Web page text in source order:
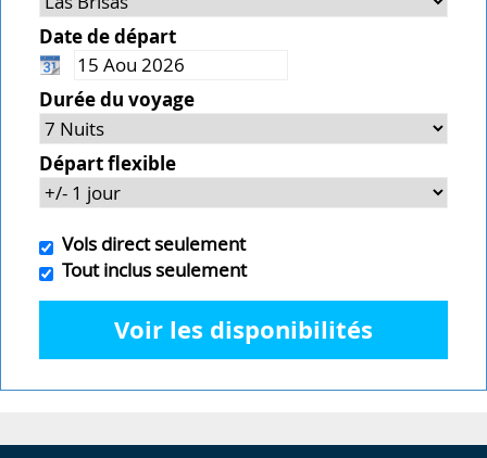
Date de départ
Durée du voyage
Départ flexible
Vols direct seulement
Tout inclus seulement
Voir les disponibilités